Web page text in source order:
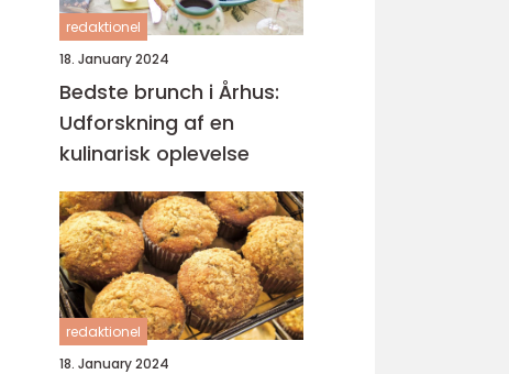
redaktionel
18. January 2024
Bedste brunch i Århus:
Udforskning af en
kulinarisk oplevelse
redaktionel
18. January 2024